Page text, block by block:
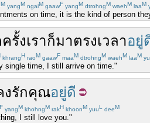
M yangM ngaiM gaawF yangM dtrohngM waehM laaM
on time, it is the kind of person
รั้งเราก็มาตรงเวลาอยู่
khrangH raoM gaawF maaM dtrohngM waehM laaM
single time, I still arrive on time."
งรักคุณอยู่ดี
F yangM khohngM rakH khoonM yuuL deeM
I still love you."